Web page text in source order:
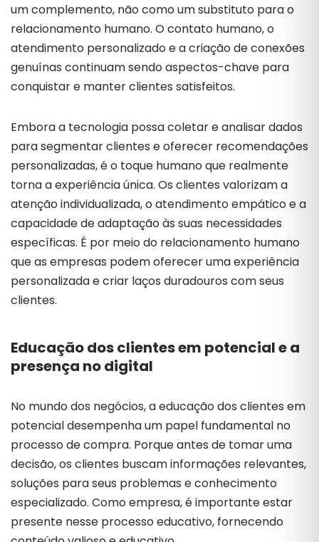
um complemento, não como um substituto para o
relacionamento humano. O contato humano, o
atendimento personalizado e a criação de conexões
genuínas continuam sendo aspectos-chave para
conquistar e manter clientes satisfeitos.
Embora a tecnologia possa coletar e analisar dados
para segmentar clientes e oferecer recomendações
personalizadas, é o toque humano que realmente
torna a experiência única. Os clientes valorizam a
atenção individualizada, o atendimento empático e a
capacidade de adaptação às suas necessidades
específicas. É por meio do relacionamento humano
que as empresas podem oferecer uma experiência
personalizada e criar laços duradouros com seus
clientes.
Educação dos clientes em potencial e a
presença no digital
No mundo dos negócios, a educação dos clientes em
potencial desempenha um papel fundamental no
processo de compra. Porque antes de tomar uma
decisão, os clientes buscam informações relevantes,
soluções para seus problemas e conhecimento
especializado. Como empresa, é importante estar
presente nesse processo educativo, fornecendo